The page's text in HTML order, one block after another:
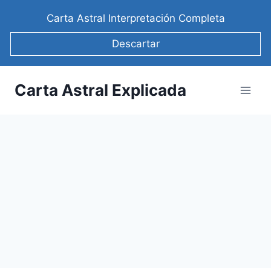
Carta Astral Interpretación Completa
Descartar
Carta Astral Explicada